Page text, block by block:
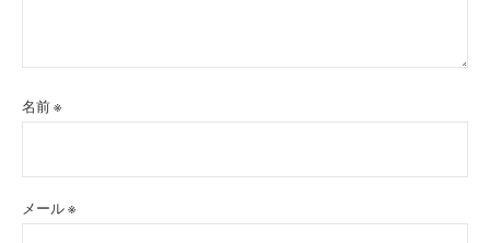
名前※
メール※